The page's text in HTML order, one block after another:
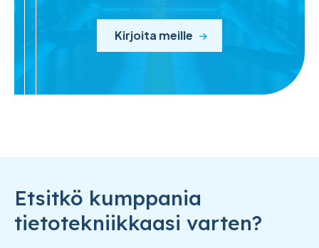
Kirjoita meille
Etsitkö kumppania
tietotekniikkaasi varten?